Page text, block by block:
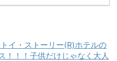
イ・ストーリー(R)ホテルの
！！！子供だけじゃなく大人